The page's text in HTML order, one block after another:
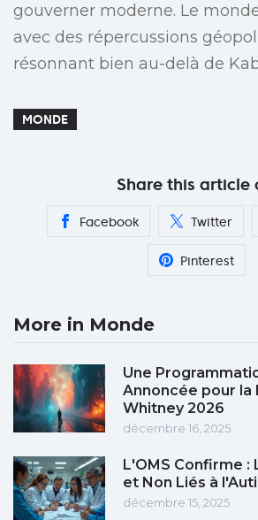
gouverner moderne. Le
avec des répercussions
résonnant bien au-delà de
MONDE
Share this article
Facebook Twitter
Pinterest
More in Monde
Une
Annoncée pour la
Whitney 2026
décembre 16, 2025
L'OMS Confirme :
et Non Liés à
décembre 15, 2025